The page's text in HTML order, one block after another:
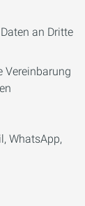
an Dritte
Vereinbarung
WhatsApp,